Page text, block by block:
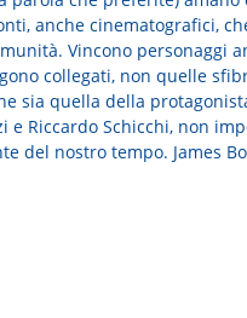
anche cinematografici,
Vincono personaggi
collegati, non quelle
sia quella della
e Riccardo Schicchi, non
del nostro tempo. James